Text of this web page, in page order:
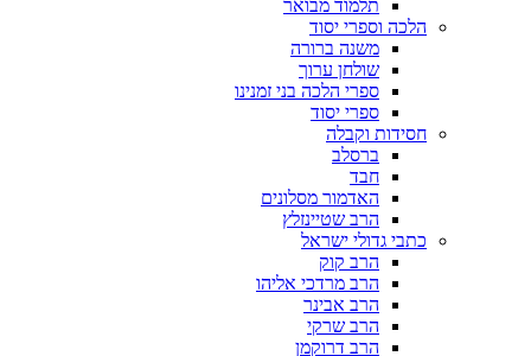
תלמוד מבואר
הלכה וספרי יסוד
משנה ברורה
שולחן ערוך
ספרי הלכה בני זמנינו
ספרי יסוד
חסידות וקבלה
ברסלב
חבד
האדמור מסלונים
הרב שטיינזלץ
כתבי גדולי ישראל
הרב קוק
הרב מרדכי אליהו
הרב אבינר
הרב שרקי
הרב דרוקמן